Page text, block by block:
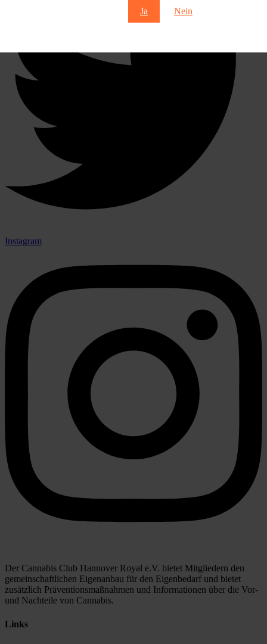
Ja Nein
Instagram
Der Cannabis Club Hannover Royal e.V. bietet Mitgliedern den
gemeinschaftlichen Eigenanbau für den Eigenbedarf und bietet
zusätzlich Präventionsmaßnahmen und Informationen über die Vor-
und Nachteile von Cannabis.
Links